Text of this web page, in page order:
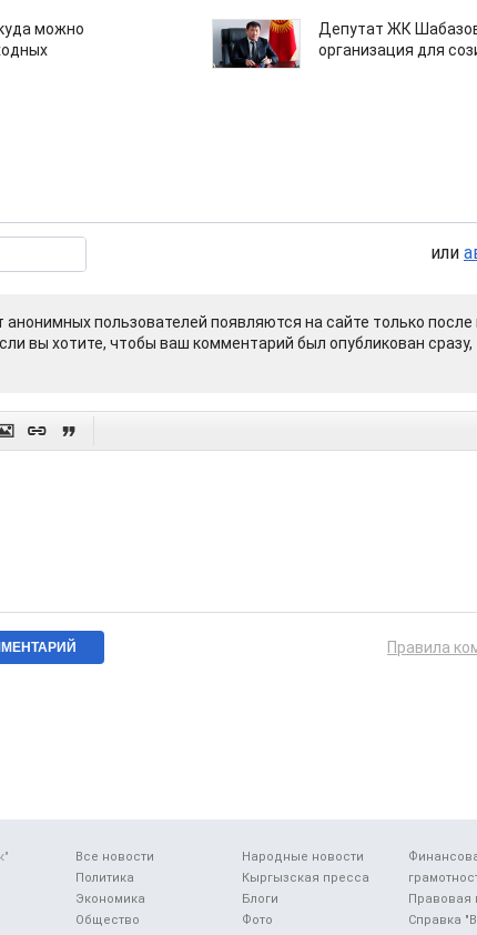
можно
Депутат ЖК
организация для
или
пользователей появляются на сайте только после
вы хотите, чтобы ваш комментарий был опубликован сразу,
 
Правила
Все новости
Политика
Экономика
Общество
Народные новости
Кыргызская пресса
Блоги
Фото
Правовая
Справка